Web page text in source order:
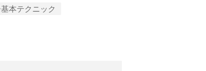
本テクニック